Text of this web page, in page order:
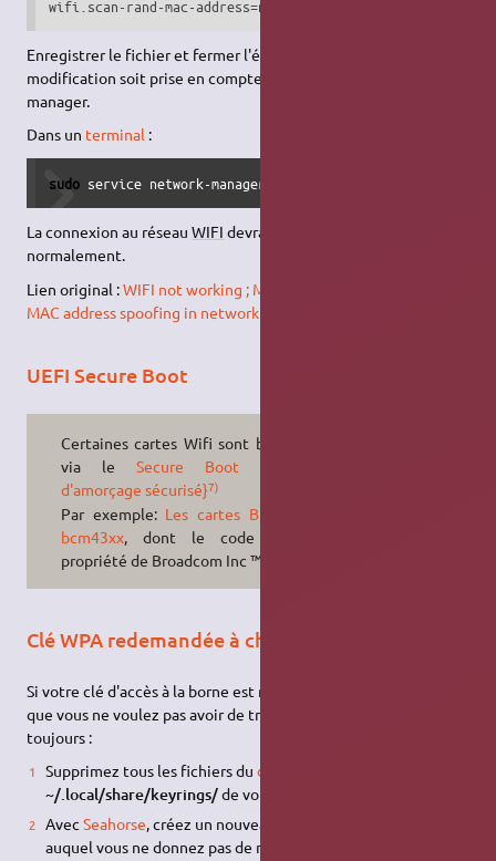
wifi.scan-rand-mac-address=no
Enregistrer le fichier et fermer l'éditeur. Pour que la
modification soit prise en compte, relancer le service network-
manager.
Dans un terminal :
sudo service network-manager restart
La connexion au réseauWIFI devrait maintenant s’effectuer
normalement.
Lien original :WIFI not working ; MAC address keeps changing
MAC address spoofing in network manager
UEFI Secure Boot
Certaines cartes Wifi sont bloquées
via le Secure Boot {Secteur
d'amorçage sécurisé}7)
Par exemple: Les cartes Broadcom
bcm43xx, dont le code est la
propriété de Broadcom Inc ™
Clé WPA redemandée à chaque démarrage
Si votre clé d'accès à la borne est redemandée sans cesse et
que vous ne voulez pas avoir de trousseau de clé à débloquer
toujours :
Supprimez tous les fichiers du dossier caché
~/.local/share/keyrings/de votre
Avec Seahorse , créez un nouveau trousseau appelé
auquel vous ne donnez pas de mot de passe (laissez vide)